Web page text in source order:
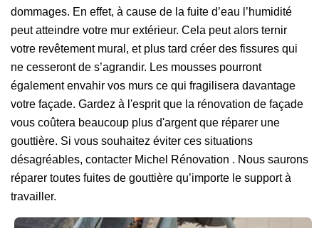
dommages. En effet, à cause de la fuite d’eau l’humidité
peut atteindre votre mur extérieur. Cela peut alors ternir
votre revêtement mural, et plus tard créer des fissures qui
ne cesseront de s’agrandir. Les mousses pourront
également envahir vos murs ce qui fragilisera davantage
votre façade. Gardez à l'esprit que la rénovation de façade
vous coûtera beaucoup plus d'argent que réparer une
gouttière. Si vous souhaitez éviter ces situations
désagréables, contacter Michel Rénovation . Nous saurons
réparer toutes fuites de gouttière qu’importe le support à
travailler.